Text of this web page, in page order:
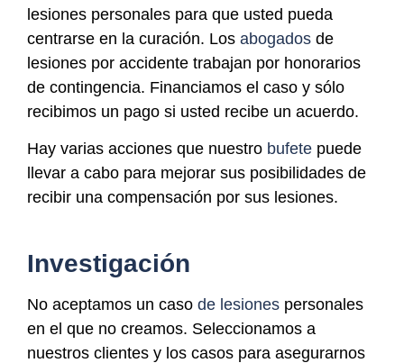
lesiones personales para que usted pueda
centrarse en la curación. Los abogados de
lesiones por accidente trabajan por honorarios
de contingencia. Financiamos el caso y sólo
recibimos un pago si usted recibe un acuerdo.
Hay varias acciones que nuestro bufete puede
llevar a cabo para mejorar sus posibilidades de
recibir una compensación por sus lesiones.
Investigación
No aceptamos un caso de lesiones personales
en el que no creamos. Seleccionamos a
nuestros clientes y los casos para asegurarnos